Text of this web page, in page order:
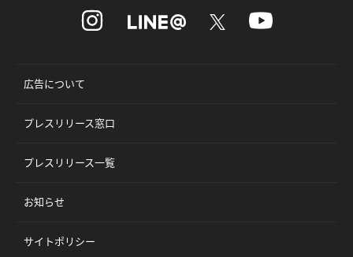
広告について
プレスリリース窓口
プレスリリース一覧
お知らせ
サイトポリシー